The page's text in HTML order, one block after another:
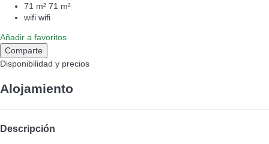
71 m² 71 m²
wifi wifi
Añadir a favoritos
Comparte
Disponibilidad y precios
Alojamiento
Descripción